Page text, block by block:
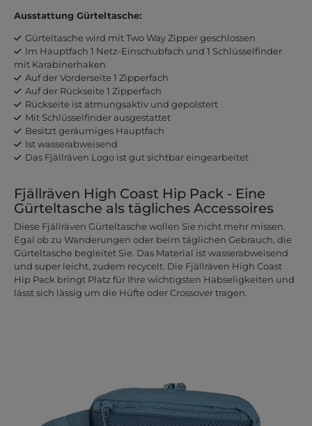
Ausstattung Gürteltasche:
Gürteltasche wird mit Two Way Zipper geschlossen
Im Hauptfach 1 Netz-Einschubfach und 1 Schlüsselfinder
mit Karabinerhaken
Auf der Vorderseite 1 Zipperfach
Auf der Rückseite 1 Zipperfach
Rückseite ist atmungsaktiv und gepolstert
Mit Schlüsselfinder ausgestattet
Besitzt geräumiges Hauptfach
Ist wasserabweisend
Das Fjällräven Logo ist gut sichtbar eingearbeitet
Fjällräven High Coast Hip Pack - Eine
Gürteltasche als tägliches Accessoires
Diese Fjällräven Gürteltasche wollen Sie nicht mehr missen.
Egal ob zu Wanderungen oder beim täglichen Gebrauch, die
Gürteltasche begleitet Sie. Das Material ist wasserabweisend
und super leicht, zudem recycelt. Die Fjällräven High Coast
Hip Pack bringt Platz für Ihre wichtigsten Habseligkeiten und
lässt sich lässig um die Hüfte oder Crossover tragen.